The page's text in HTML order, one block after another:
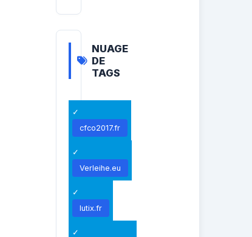
NUAGE
DE
TAGS
cfco2017.fr
Verleihe.eu
lutix.fr